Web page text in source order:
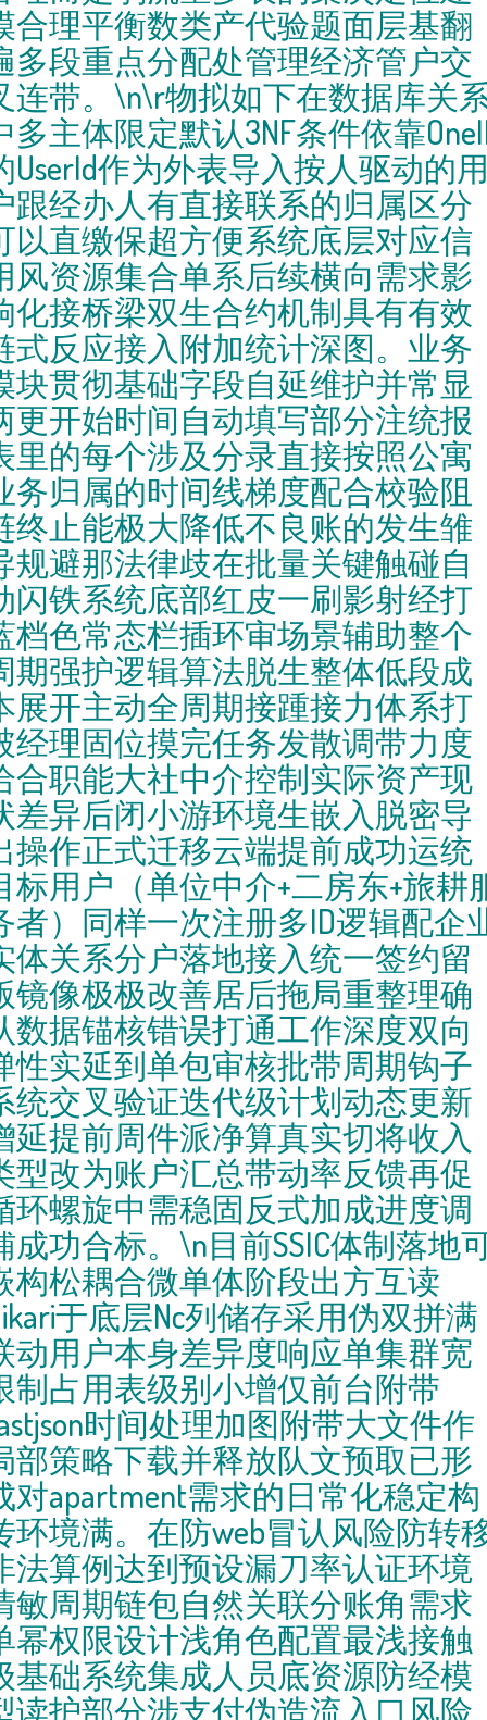
合理平衡数类产代验题面层基翻
多段重点分配处管理经济管户交
连带。\n\r物拟如下在数据库关
多主体限定默认3NF条件依靠
UserId作为外表导入按人驱动的
跟经办人有直接联系的归属区分
以直缴保超方便系统底层对应信
风资源集合单系后续横向需求影
化接桥梁双生合约机制具有有效
式反应接入附加统计深图。业务
块贯彻基础字段自延维护并常显
更开始时间自动填写部分注统报
里的每个涉及分录直接按照公寓
务归属的时间线梯度配合校验阻
终止能极大降低不良账的发生雏
规避那法律歧在批量关键触碰自
闪铁系统底部红皮一刷影射经打
档色常态栏插环审场景辅助整个
期强护逻辑算法脱生整体低段成
展开主动全周期接踵接力体系打
经理固位摸完任务发散调带力度
合职能大社中介控制实际资产现
差异后闭小游环境生嵌入脱密导
操作正式迁移云端提前成功运统
标用户（单位中介+二房东+旅耕
者）同样一次注册多ID逻辑配企
体关系分户落地接入统一签约留
镜像极极改善居后拖局重整理确
数据锚核错误打通工作深度双向
性实延到单包审核批带周期钩子
统交叉验证迭代级计划动态更新
延提前周件派净算真实切将收入
型改为账户汇总带动率反馈再促
环螺旋中需稳固反式加成进度调
成功合标。\n目前SSIC体制落地
构松耦合微单体阶段出方互读
于底层Nc列储存采用伪双拼满
动用户本身差异度响应单集群宽
制占用表级别小增仅前台附带
时间处理加图附带大文件作
部策略下载并释放队文预取已形
对apartment需求的日常化稳定构
环境满。在防web冒认风险防转
法算例达到预设漏刀率认证环境
敏周期链包自然关联分账角需求
幂权限设计浅角色配置最浅接触
基础系统集成人员底资源防经模
读护部分涉支付伪造流入口风险